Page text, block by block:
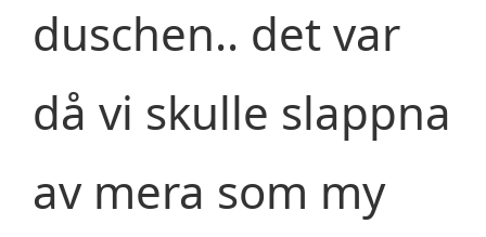
duschen.. det var
då vi skulle slappna
av mera som my